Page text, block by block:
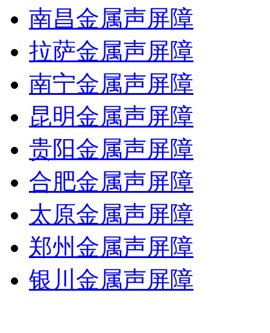
南昌金属声屏障
拉萨金属声屏障
南宁金属声屏障
昆明金属声屏障
贵阳金属声屏障
合肥金属声屏障
太原金属声屏障
郑州金属声屏障
银川金属声屏障